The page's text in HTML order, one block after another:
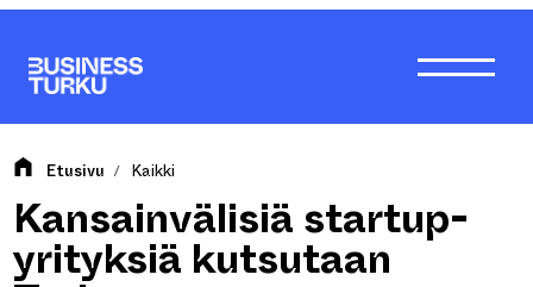
Etusivu / Kaikki
Kansainvälisiä startup-
yrityksiä kutsutaan